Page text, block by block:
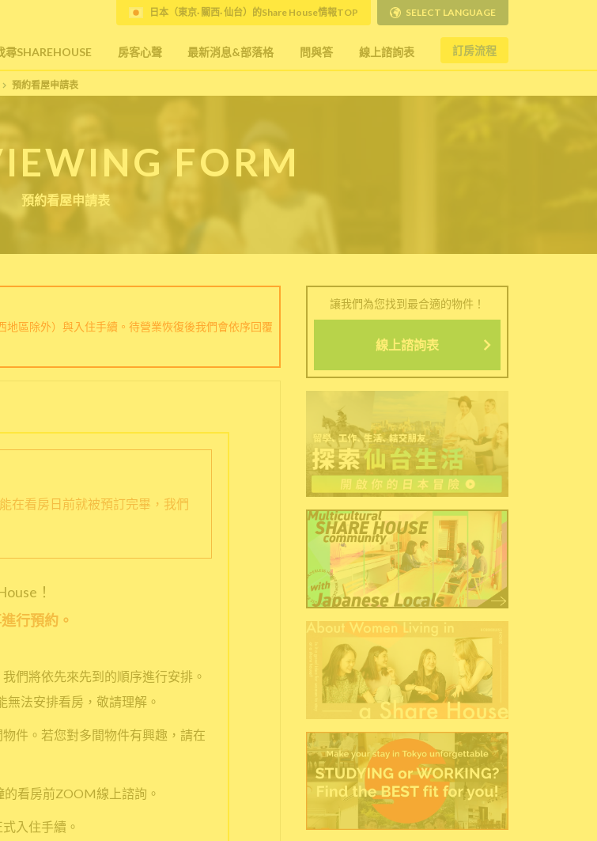
尋SHAREHOUSE 房客心聲 最新消息&部落格 問與答 線上諮詢表 訂房流程
日本（東京· 關西· 仙台）的Share House情報TOP SELECT LANGUAGE
預約看屋申請表
FORM
預約看屋申請表
區除外）與入住手續。待營業恢復後我們會依序回覆
在看房日前就被預訂完畢，我們
！
行預約。
們將依先來先到的順序進行安排。
法安排看房，敬請理解。
件。若您對多間物件有興趣，請在
看房前ZOOM線上諮詢。
入住手續。
讓我們為您找到最合適的物件！
線上諮詢表